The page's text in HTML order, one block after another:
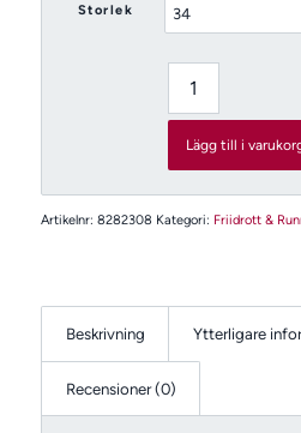
Storlek
Lägg till i
Artikelnr: 8282308 Kategori: Friidrott &
Beskrivning Ytterligare
Recensioner (0)